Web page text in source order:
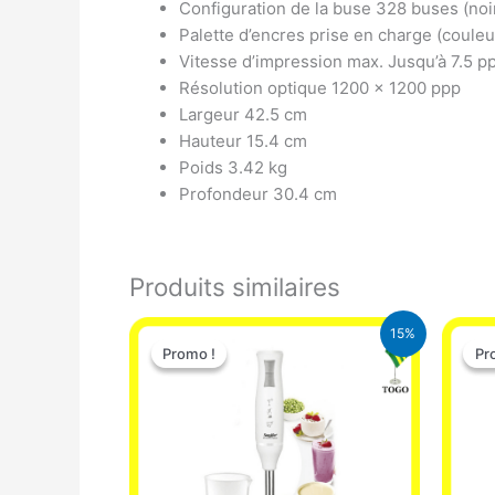
Configuration de la buse 328 buses
Palette d’encres prise en charge
Vitesse d’impression max. Jusqu’à 7.5
Résolution optique 1200 x 1200 ppp
Largeur 42.5 cm
Hauteur 15.4 cm
Poids 3.42 kg
Profondeur 30.4 cm
Produits similaires
15%
Promo !
Promo !
Le
prix
initial
12.900 CFA.
Le
11.000 CFA.